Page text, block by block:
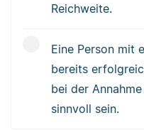
Reichweite.
Eine Person mit
bereits
bei der
sinnvoll sein.